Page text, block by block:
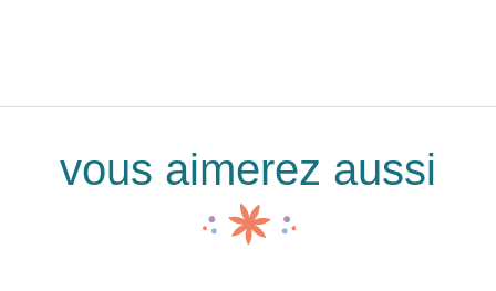
vous aimerez aussi